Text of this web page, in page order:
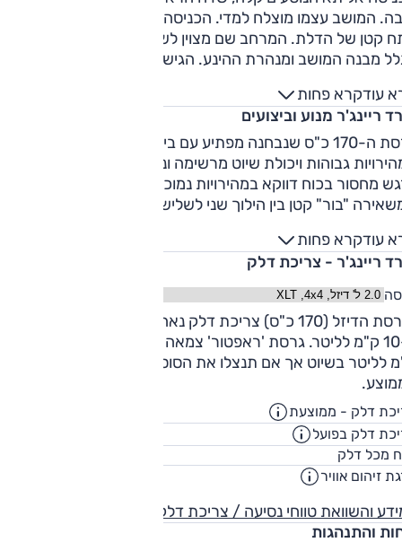
המושב עצמו מוצלח למדי. הכניסה לאחור נוחה פחות בגלל
קטן של הדלת. המרחב שם מצוין לשני נוסעים, לשלישי פחות
מבנה המושב ומנהרת ההינע. הגישה לארגז קלה מאוד
עודקרא פחות
ריינג'ר מנוע וביצועים
גרסת ה-170 כ"ס שנבחנה מפתיע עם ביצועים נמרצים מחד גם
גבוהות ויכולת שיוט מרשימה ונינוחה מאידך. מנגד,
מחסור בכוח דווקא במהירויות נמוכות בגלל חלוקת יחסי
"בור" קטן בין הילוך שני לשלישי. גרסת 'ראפטור' היא
מרשימים בכל קנה מידה ובכל מצב.עודקרא פחות
ריינג'ר - צריכת דלק
לגרסת הדיזל (170 כ"ס) צריכת דלק נאה לסגמנט ולעומס המבחן
דלק - ממוצעת
דלק בפועל
מכל דלק
זיהום אוויר
והשוואת טווחי נסיעה / צריכת דלק
והתנהגות